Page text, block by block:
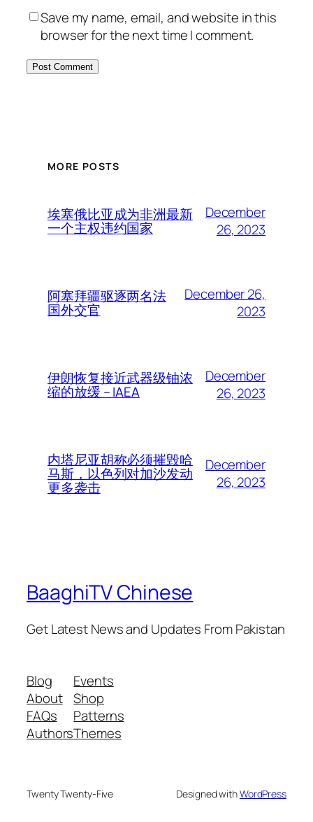
Save my name, email, and website in this
browser for the next time I comment.
MORE POSTS
埃塞俄比亚成为非洲最新
一个主权违约国家
December
26, 2023
阿塞拜疆驱逐两名法
国外交官
December 26,
2023
伊朗恢复接近武器级铀浓
缩的放缓 – IAEA
December
26, 2023
内塔尼亚胡称必须摧毁哈
马斯，以色列对加沙发动
更多袭击
December
26, 2023
BaaghiTV Chinese
Get Latest News and Updates From Pakistan
Blog
About
FAQs
Authors
Events
Shop
Patterns
Themes
Twenty Twenty-Five Designed withWordPress